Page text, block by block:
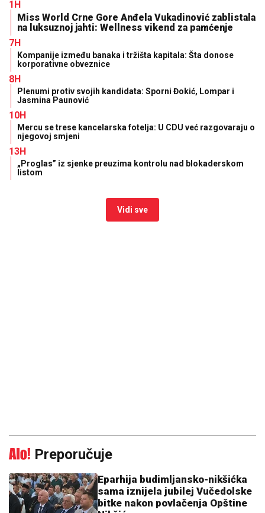
1H
Miss World Crne Gore Anđela Vukadinović zablistala
na luksuznoj jahti: Wellness vikend za pamćenje
7H
Kompanije između banaka i tržišta kapitala: Šta donose
korporativne obveznice
8H
Plenumi protiv svojih kandidata: Sporni Đokić, Lompar i
Jasmina Paunović
10H
Mercu se trese kancelarska fotelja: U CDU već razgovaraju o
njegovoj smjeni
13H
„Proglas” iz sjenke preuzima kontrolu nad blokaderskom
listom
Vidi sve
Preporučuje
Eparhija budimljansko-nikšićka
sama iznijela jubilej Vučedolske
bitke nakon povlačenja Opštine